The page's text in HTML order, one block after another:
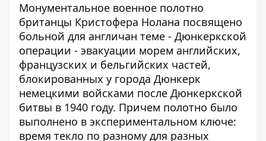
Монументальное военное полотно
британцы Кристофера Нолана посвящено
больной для англичан теме - Дюнкеркской
операции - эвакуации морем английских,
французских и бельгийских частей,
блокированных у города Дюнкерк
немецкими войсками после Дюнкеркской
битвы в 1940 году. Причем полотно было
выполнено в экспериментальном ключе:
время текло по разному для разных